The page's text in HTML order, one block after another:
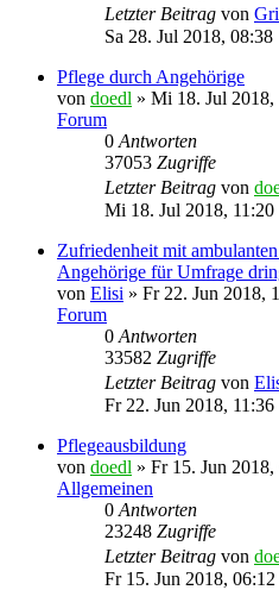
Letzter Beitrag von
Sa 28. Jul 2018, 08:38
Pflege durch Angehörige
von doedl » Mi 18. Jul 2018,
Forum
0 Antworten
37053 Zugriffe
Letzter Beitrag von
Mi 18. Jul 2018, 11:20
Zufriedenheit mit
Angehörige für Umfrage
von Elisi » Fr 22. Jun 2018,
Forum
0 Antworten
33582 Zugriffe
Letzter Beitrag von
Fr 22. Jun 2018, 11:36
Pflegeausbildung
von doedl » Fr 15. Jun 2018,
Allgemeinen
0 Antworten
23248 Zugriffe
Letzter Beitrag von
Fr 15. Jun 2018, 06:12